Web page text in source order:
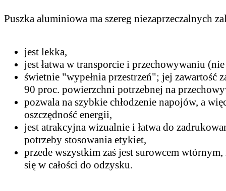
Puszka aluminiowa ma szereg niezaprzeczalnych
jest lekka,
jest łatwa w transporcie i przechowywaniu (nie
świetnie "wypełnia przestrzeń"; jej zawartość
90 proc. powierzchni potrzebnej na
pozwala na szybkie chłodzenie napojów, a
oszczędność energii,
jest atrakcyjna wizualnie i łatwa do
potrzeby stosowania etykiet,
przede wszystkim zaś jest surowcem wtórnym,
się w całości do odzysku.